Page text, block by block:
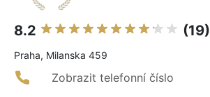
8.2 (19)
Praha, Milanska 459
Zobrazit telefonní číslo